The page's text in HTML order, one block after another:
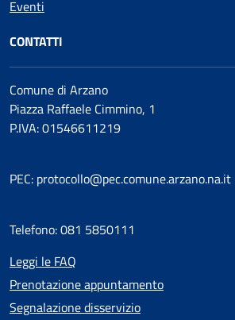
Eventi
CONTATTI
Comune di Arzano
Piazza Raffaele Cimmino, 1
P.IVA: 01546611219
PEC: protocollo@pec.comune.arzano.na.it
Telefono: 081 5850111
Leggi le FAQ
Prenotazione appuntamento
Segnalazione disservizio